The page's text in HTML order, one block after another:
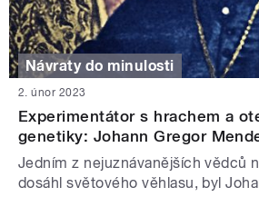
Návraty do minulosti
2. únor 2023
Experimentátor s hrachem a
genetiky: Johann Gregor
Jedním z nejuznávanějších vědců
dosáhl světového věhlasu, byl